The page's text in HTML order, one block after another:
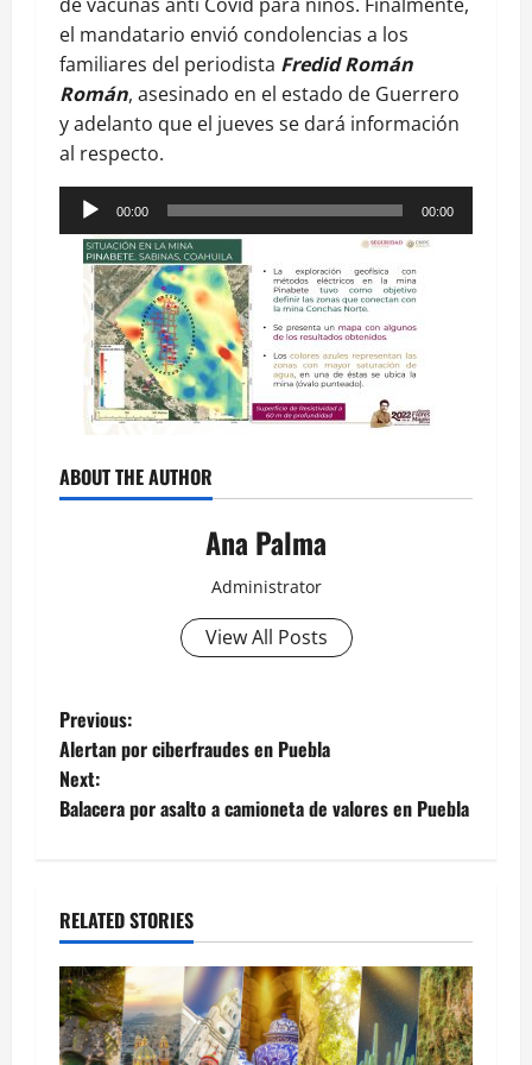
el mandatario envió condolencias a los
familiares del periodista Fredid Román
Román, asesinado en el estado de Guerrero
y adelanto que el jueves se dará información
al respecto.
Reproductor
de
audio
00:00 00:00
ABOUT THE AUTHOR
Ana Palma
Administrator
View All Posts
Post
navigation
Previous:
Alertan por ciberfraudes en Puebla
Next:
Balacera por asalto a camioneta de valores en Puebla
RELATED STORIES